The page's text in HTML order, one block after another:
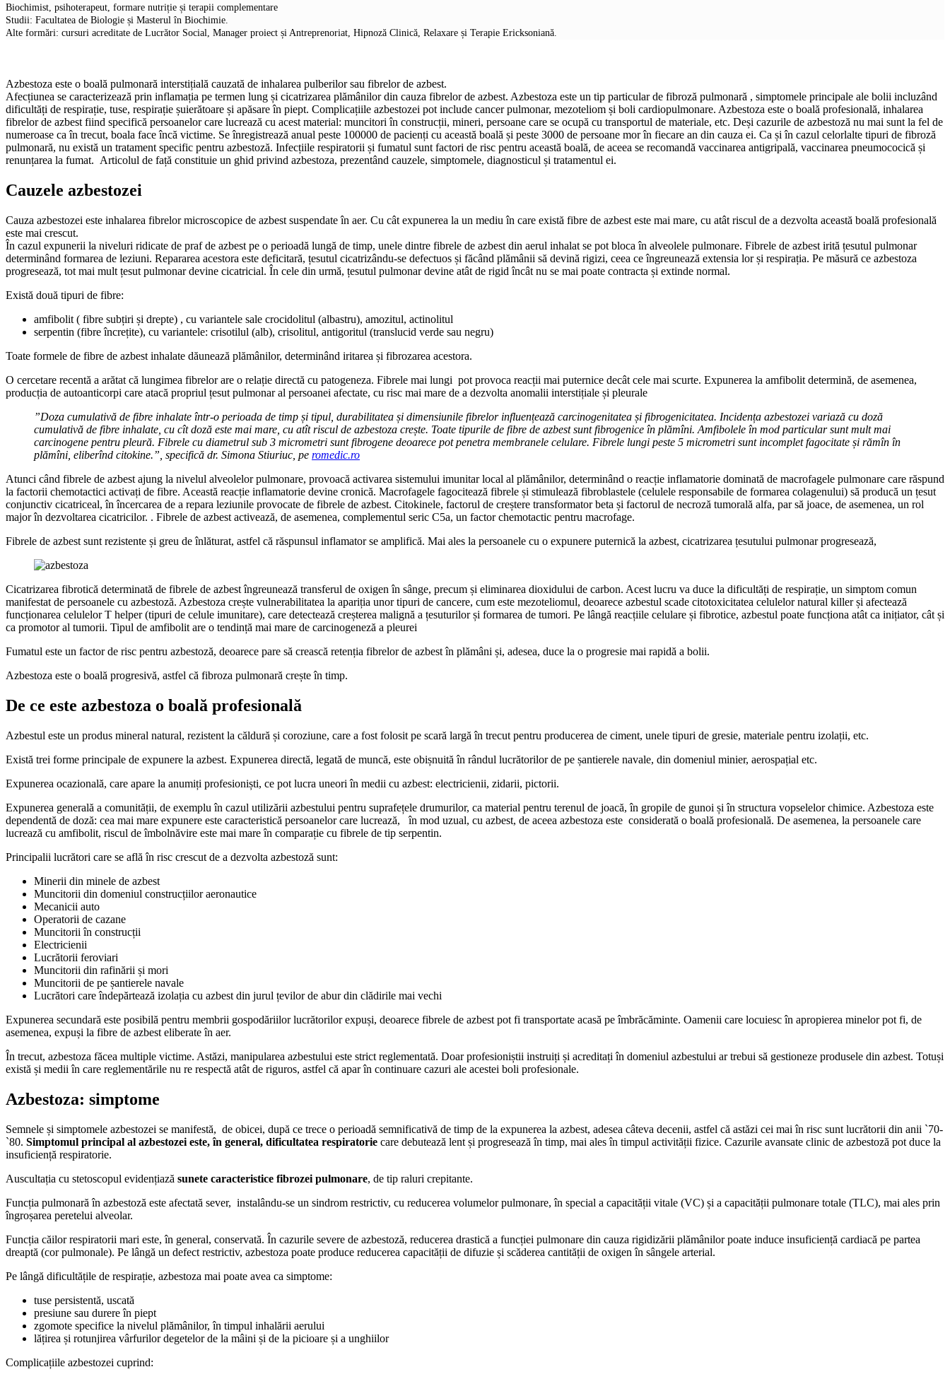
Biochimist, psihoterapeut, formare nutriție și terapii complementare
Studii: Facultatea de Biologie și Masterul în Biochimie.
Alte formări: cursuri acreditate de Lucrător Social, Manager proiect și Antreprenoriat, Hipnoză Clinică, Relaxare și Terapie Ericksoniană.
Azbestoza este o boală pulmonară interstițială cauzată de inhalarea pulberilor sau fibrelor de azbest.
Afecțiunea se caracterizează prin inflamația pe termen lung și cicatrizarea plămânilor din cauza fibrelor de azbest. Azbestoza este un tip particular de fibroză pulmonară , simptomele principale ale bolii incluzând
dificultăți de respirație, tuse, respirație șuierătoare și apăsare în piept. Complicațiile azbestozei pot include cancer pulmonar, mezoteliom și boli cardiopulmonare. Azbestoza este o boală profesională, inhalarea
fibrelor de azbest fiind specifică persoanelor care lucrează cu acest material: muncitori în construcții, mineri, persoane care se ocupă cu transportul de materiale, etc. Deși cazurile de azbestoză nu mai sunt la fel de
numeroase ca în trecut, boala face încă victime. Se înregistrează anual peste 100000 de pacienți cu această boală și peste 3000 de persoane mor în fiecare an din cauza ei. Ca și în cazul celorlalte tipuri de fibroză
pulmonară, nu există un tratament specific pentru azbestoză. Infecțiile respiratorii și fumatul sunt factori de risc pentru această boală, de aceea se recomandă vaccinarea antigripală, vaccinarea pneumococică și
renunțarea la fumat. Articolul de față constituie un ghid privind azbestoza, prezentând cauzele, simptomele, diagnosticul și tratamentul ei.
Cauzele azbestozei
Cauza azbestozei este inhalarea fibrelor microscopice de azbest suspendate în aer. Cu cât expunerea la un mediu în care există fibre de azbest este mai mare, cu atât riscul de a dezvolta această boală profesională
este mai crescut.
În cazul expunerii la niveluri ridicate de praf de azbest pe o perioadă lungă de timp, unele dintre fibrele de azbest din aerul inhalat se pot bloca în alveolele pulmonare. Fibrele de azbest irită țesutul pulmonar
determinând formarea de leziuni. Repararea acestora este deficitară, țesutul cicatrizându-se defectuos și făcând plămânii să devină rigizi, ceea ce îngreunează extensia lor și respirația. Pe măsură ce azbestoza
progresează, tot mai mult țesut pulmonar devine cicatricial. În cele din urmă, țesutul pulmonar devine atât de rigid încât nu se mai poate contracta și extinde normal.
Există două tipuri de fibre:
amfibolit ( fibre subțiri și drepte) , cu variantele sale crocidolitul (albastru), amozitul, actinolitul
serpentin (fibre încrețite), cu variantele: crisotilul (alb), crisolitul, antigoritul (translucid verde sau negru)
Toate formele de fibre de azbest inhalate dăunează plămânilor, determinând iritarea și fibrozarea acestora.
O cercetare recentă a arătat că lungimea fibrelor are o relație directă cu patogeneza. Fibrele mai lungi pot provoca reacții mai puternice decât cele mai scurte. Expunerea la amfibolit determină, de asemenea,
producția de autoanticorpi care atacă propriul țesut pulmonar al persoanei afectate, cu risc mai mare de a dezvolta anomalii interstițiale și pleurale
”Doza cumulativă de fibre inhalate într-o perioada de timp și tipul, durabilitatea și dimensiunile fibrelor influențează carcinogenitatea și fibrogenicitatea. Incidența azbestozei variază cu doză
cumulativă de fibre inhalate, cu cît doză este mai mare, cu atît riscul de azbestoza crește. Toate tipurile de fibre de azbest sunt fibrogenice în plămîni. Amfibolele în mod particular sunt mult mai
carcinogene pentru pleură. Fibrele cu diametrul sub 3 micrometri sunt fibrogene deoarece pot penetra membranele celulare. Fibrele lungi peste 5 micrometri sunt incomplet fagocitate și rămîn în
plămîni, eliberînd citokine.”, specifică dr. Simona Stiuriuc, pe romedic.ro
Atunci când fibrele de azbest ajung la nivelul alveolelor pulmonare, provoacă activarea sistemului imunitar local al plămânilor, determinând o reacție inflamatorie dominată de macrofagele pulmonare care răspund
la factorii chemotactici activați de fibre. Această reacție inflamatorie devine cronică. Macrofagele fagocitează fibrele și stimulează fibroblastele (celulele responsabile de formarea colagenului) să producă un țesut
conjunctiv cicatriceal, în încercarea de a repara leziunile provocate de fibrele de azbest. Citokinele, factorul de creștere transformator beta și factorul de necroză tumorală alfa, par să joace, de asemenea, un rol
major în dezvoltarea cicatricilor. . Fibrele de azbest activează, de asemenea, complementul seric C5a, un factor chemotactic pentru macrofage.
Fibrele de azbest sunt rezistente și greu de înlăturat, astfel că răspunsul inflamator se amplifică. Mai ales la persoanele cu o expunere puternică la azbest, cicatrizarea țesutului pulmonar progresează,
Cicatrizarea fibrotică determinată de fibrele de azbest îngreunează transferul de oxigen în sânge, precum și eliminarea dioxidului de carbon. Acest lucru va duce la dificultăți de respirație, un simptom comun
manifestat de persoanele cu azbestoză. Azbestoza crește vulnerabilitatea la apariția unor tipuri de cancere, cum este mezoteliomul, deoarece azbestul scade citotoxicitatea celulelor natural killer și afectează
funcționarea celulelor T helper (tipuri de celule imunitare), care detectează creșterea malignă a țesuturilor și formarea de tumori. Pe lângă reacțiile celulare și fibrotice, azbestul poate funcționa atât ca inițiator, cât și
ca promotor al tumorii. Tipul de amfibolit are o tendință mai mare de carcinogeneză a pleurei
Fumatul este un factor de risc pentru azbestoză, deoarece pare să crească retenția fibrelor de azbest în plămâni și, adesea, duce la o progresie mai rapidă a bolii.
Azbestoza este o boală progresivă, astfel că fibroza pulmonară crește în timp.
De ce este azbestoza o boală profesională
Azbestul este un produs mineral natural, rezistent la căldură și coroziune, care a fost folosit pe scară largă în trecut pentru producerea de ciment, unele tipuri de gresie, materiale pentru izolații, etc.
Există trei forme principale de expunere la azbest. Expunerea directă, legată de muncă, este obișnuită în rândul lucrătorilor de pe șantierele navale, din domeniul minier, aerospațial etc.
Expunerea ocazională, care apare la anumiți profesioniști, ce pot lucra uneori în medii cu azbest: electricienii, zidarii, pictorii.
Expunerea generală a comunității, de exemplu în cazul utilizării azbestului pentru suprafețele drumurilor, ca material pentru terenul de joacă, în gropile de gunoi și în structura vopselelor chimice. Azbestoza este
dependentă de doză: cea mai mare expunere este caracteristică persoanelor care lucrează, în mod uzual, cu azbest, de aceea azbestoza este considerată o boală profesională. De asemenea, la persoanele care
lucrează cu amfibolit, riscul de îmbolnăvire este mai mare în comparație cu fibrele de tip serpentin.
Principalii lucrători care se află în risc crescut de a dezvolta azbestoză sunt:
Minerii din minele de azbest
Muncitorii din domeniul construcțiilor aeronautice
Mecanicii auto
Operatorii de cazane
Muncitorii în construcții
Electricienii
Lucrătorii feroviari
Muncitorii din rafinării și mori
Muncitorii de pe șantierele navale
Lucrători care îndepărtează izolația cu azbest din jurul țevilor de abur din clădirile mai vechi
Expunerea secundară este posibilă pentru membrii gospodăriilor lucrătorilor expuși, deoarece fibrele de azbest pot fi transportate acasă pe îmbrăcăminte. Oamenii care locuiesc în apropierea minelor pot fi, de
asemenea, expuși la fibre de azbest eliberate în aer.
În trecut, azbestoza făcea multiple victime. Astăzi, manipularea azbestului este strict reglementată. Doar profesioniștii instruiți și acreditați în domeniul azbestului ar trebui să gestioneze produsele din azbest. Totuși
există și medii în care reglementările nu re respectă atât de riguros, astfel că apar în continuare cazuri ale acestei boli profesionale.
Azbestoza: simptome
Semnele și simptomele azbestozei se manifestă, de obicei, după ce trece o perioadă semnificativă de timp de la expunerea la azbest, adesea câteva decenii, astfel că astăzi cei mai în risc sunt lucrătorii din anii `70-
`80. Simptomul principal al azbestozei este, în general, dificultatea respiratorie care debutează lent și progresează în timp, mai ales în timpul activității fizice. Cazurile avansate clinic de azbestoză pot duce la
insuficiență respiratorie.
Auscultația cu stetoscopul evidențiază sunete caracteristice fibrozei pulmonare, de tip raluri crepitante.
Funcția pulmonară în azbestoză este afectată sever, instalându-se un sindrom restrictiv, cu reducerea volumelor pulmonare, în special a capacității vitale (VC) și a capacității pulmonare totale (TLC), mai ales prin
îngroșarea peretelui alveolar.
Funcția căilor respiratorii mari este, în general, conservată. În cazurile severe de azbestoză, reducerea drastică a funcției pulmonare din cauza rigidizării plămânilor poate induce insuficiență cardiacă pe partea
dreaptă (cor pulmonale). Pe lângă un defect restrictiv, azbestoza poate produce reducerea capacității de difuzie și scăderea cantității de oxigen în sângele arterial.
Pe lângă dificultățile de respirație, azbestoza mai poate avea ca simptome:
tuse persistentă, uscată
presiune sau durere în piept
zgomote specifice la nivelul plămânilor, în timpul inhalării aerului
lățirea și rotunjirea vârfurilor degetelor de la mâini și de la picioare și a unghiilor
Complicațiile azbestozei cuprind: